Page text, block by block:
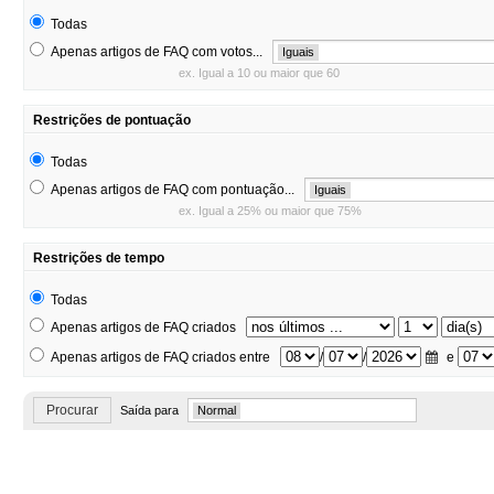
Todas
Apenas artigos de FAQ com votos...
Iguais
ex. Igual a 10 ou maior que 60
Restrições de pontuação
Todas
Apenas artigos de FAQ com pontuação...
Iguais
ex. Igual a 25% ou maior que 75%
Restrições de tempo
Todas
Apenas artigos de FAQ criados
Apenas artigos de FAQ criados entre
/ / e
Procurar Saída para Normal